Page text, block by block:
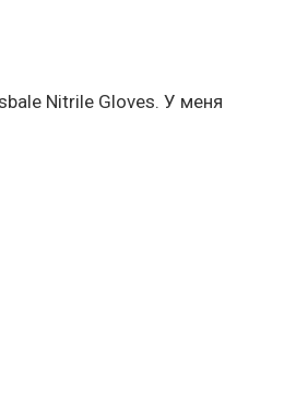
ваш на свой сбор в
Nitrile Gloves. У меня